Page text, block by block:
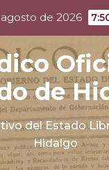
de 2026
de
del Estado
Hidalgo